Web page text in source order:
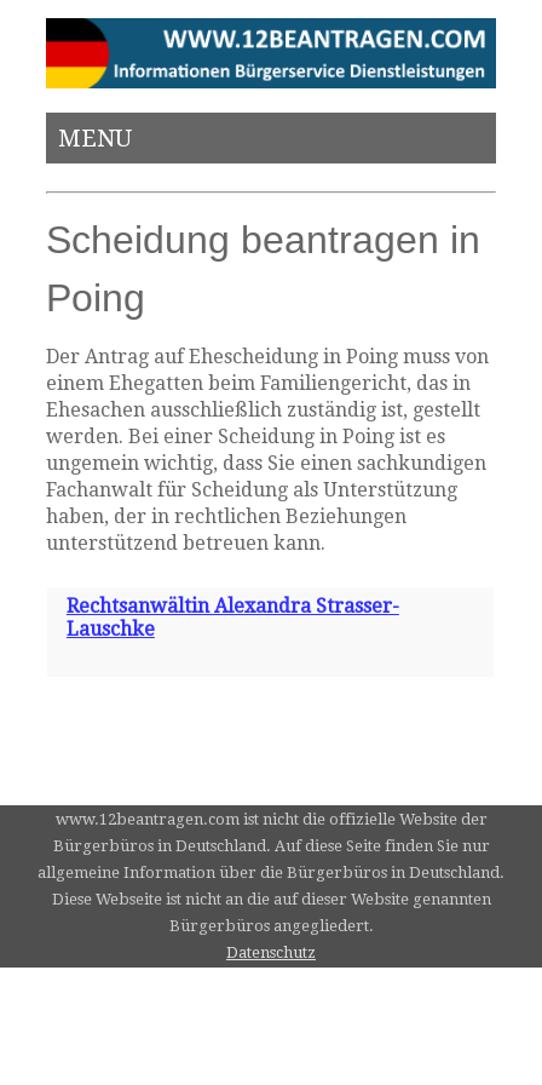
MENU
Scheidung beantragen in
Poing
Der Antrag auf Ehescheidung in Poing muss von
einem Ehegatten beim Familiengericht, das in
Ehesachen ausschließlich zuständig ist, gestellt
werden. Bei einer Scheidung in Poing ist es
ungemein wichtig, dass Sie einen sachkundigen
Fachanwalt für Scheidung als Unterstützung
haben, der in rechtlichen Beziehungen
unterstützend betreuen kann.
Rechtsanwältin Alexandra Strasser-
Lauschke
www.12beantragen.com ist nicht die offizielle Website der
Bürgerbüros in Deutschland. Auf diese Seite finden Sie nur
allgemeine Information über die Bürgerbüros in Deutschland.
Diese Webseite ist nicht an die auf dieser Website genannten
Bürgerbüros angegliedert.
Datenschutz